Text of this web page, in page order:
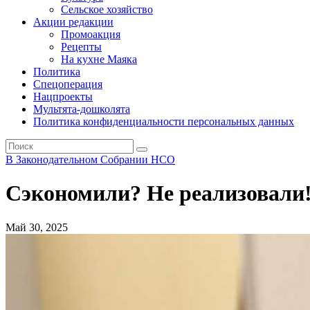
Сельское хозяйство
Акции редакции
Промоакция
Рецепты
На кухне Маяка
Политика
Спецоперация
Нацпроекты
Мультята-дошколята
Политика конфиденциальности персональных данных
В Законодательном Собрании НСО
Сэкономили? Не
Май 30, 2025